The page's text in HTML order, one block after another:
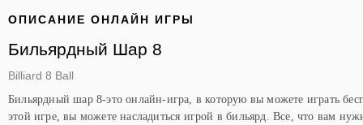
ОПИСАНИЕ ОНЛАЙН ИГРЫ
Бильярдный Шар 8
Billiard 8 Ball
Бильярдный шар 8-это онлайн-игра, в которую вы можете играть
этой игре, вы можете насладиться игрой в бильярд. Все, что вам